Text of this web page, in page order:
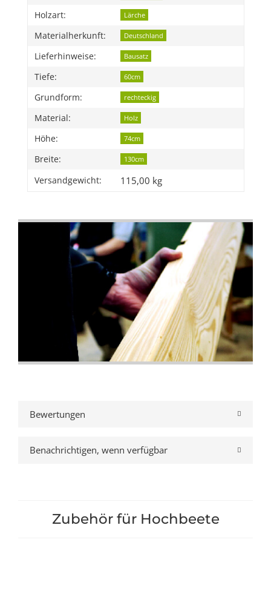
Holzart: Lärche
Materialherkunft: Deutschland
Lieferhinweise: Bausatz
Tiefe: 60cm
Grundform: rechteckig
Material: Holz
Höhe: 74cm
Breite: 130cm
Versandgewicht: 115,00 kg
Bewertungen
Benachrichtigen, wenn verfügbar
Zubehör für Hochbeete